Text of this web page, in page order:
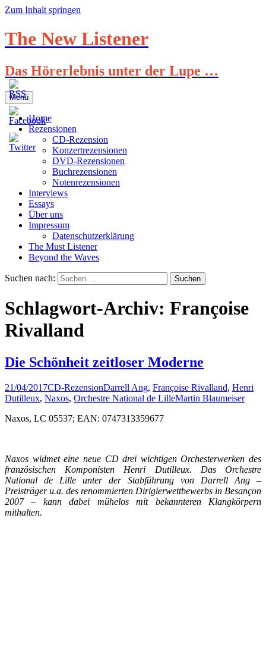
Zum Inhalt springen
The New Listener
Das Hörerlebnis unter der Lupe …
Menü
Home
Rezensionen
CD-Rezension
Konzertrezensionen
DVD-Rezensionen
Buchrezensionen
Notenrezensionen
Interviews
Essays
Über uns
Impressum
Datenschutzerklärung
The Must Listener
Beyond the Waves
Suchen nach:
Schlagwort-Archiv: Françoise
Rivalland
Die Schönheit zeitloser Moderne
21/04/2017CD-RezensionDarrell Ang, Françoise Rivalland, Henri
Dutilleux, Naxos, Orchestre National de LilleMartin Blaumeiser
Naxos, LC 05537; EAN: 0747313359677
Naxos widmet eine neue CD drei wichtigen Orchesterwerken des
französischen Komponisten Henri Dutilleux. Das Orchestre
National de Lille unter der Stabführung von Darrell Ang –
Preisträger u.a. des renommierten Dirigierwettbewerbs in Besançon
2007 – kann dabei mühelos mit bekannteren Klangkörpern
mithalten.